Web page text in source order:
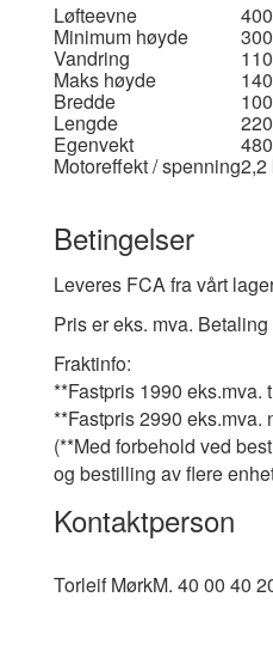
Løfteevne
Minimum høyde
Vandring
Maks høyde
Bredde
Lengde
Egenvekt
Motoreffekt / spenning2,2
Betingelser
Leveres FCA fra vårt
Pris er eks. mva.
Fraktinfo:
**Fastpris 1990 eks.mva.
**Fastpris 2990 eks.mva.
(**Med forbehold ved
og bestilling av flere
Kontaktperson
Torleif MørkM. 40 00 40